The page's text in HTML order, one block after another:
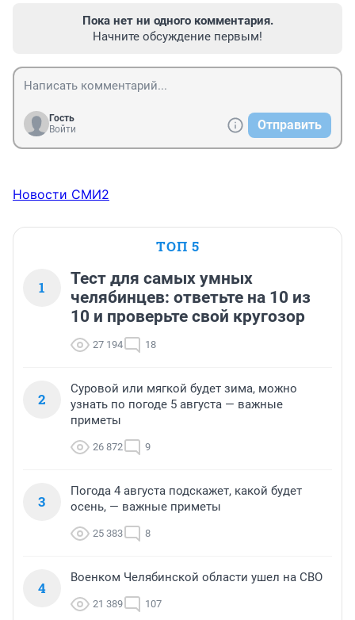
Пока нет ни одного комментария.
Начните обсуждение первым!
Гость
Войти
Отправить
Новости СМИ2
ТОП 5
1
Тест для самых умных
челябинцев: ответьте на 10 из
10 и проверьте свой кругозор
27 194 18
2
Суровой или мягкой будет зима, можно
узнать по погоде 5 августа — важные
приметы
26 872 9
3
Погода 4 августа подскажет, какой будет
осень, — важные приметы
25 383 8
4
Военком Челябинской области ушел на СВО
21 389 107